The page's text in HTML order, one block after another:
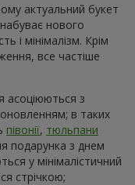
актуальний букет
нового
і мінімалізм. Крім
все частіше
асоціюються з
в таких
півонії, тюльпани
подарунка з днем
у мінімалістичний
стрічкою;